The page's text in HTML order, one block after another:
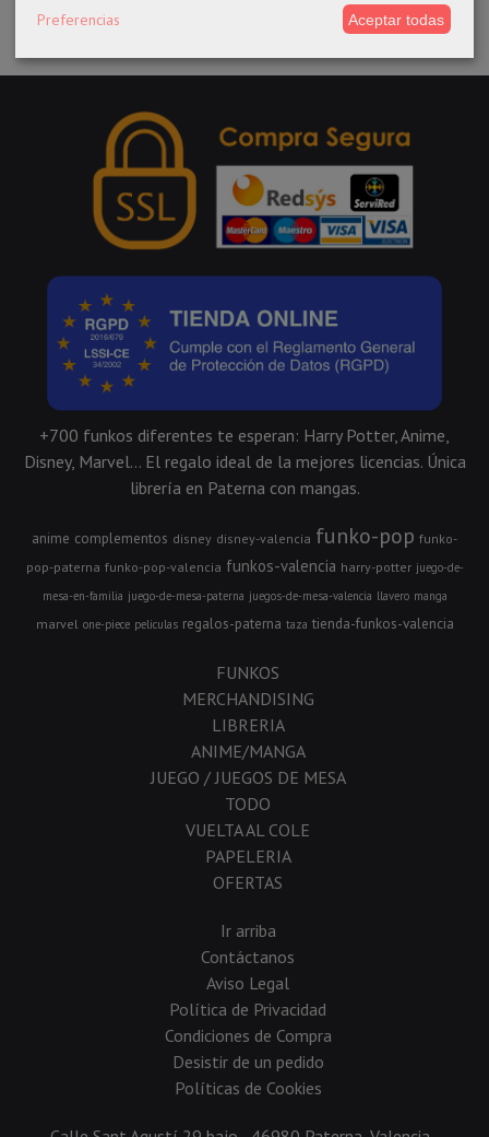
+700 funkos diferentes te esperan: Harry Potter, Anime,
Disney, Marvel... El regalo ideal de la mejores licencias. Única
librería en Paterna con mangas.
anime complementos disney disney-valencia funko-pop funko-
pop-paterna funko-pop-valencia funkos-valencia harry-potter juego-de-
mesa-en-familia juego-de-mesa-paterna juegos-de-mesa-valencia llavero manga
marvel one-piece peliculas regalos-paterna taza tienda-funkos-valencia
FUNKOS
MERCHANDISING
LIBRERIA
ANIME/MANGA
JUEGO / JUEGOS DE MESA
TODO
VUELTA AL COLE
PAPELERIA
OFERTAS
Ir arriba
Contáctanos
Aviso Legal
Política de Privacidad
Condiciones de Compra
Desistir de un pedido
Políticas de Cookies
Preferencias Aceptar todas